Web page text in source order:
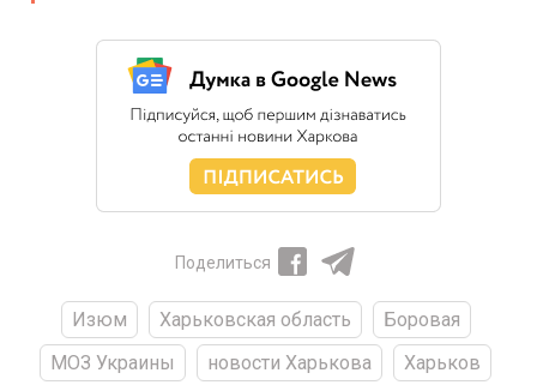
Поделиться
Изюм Харьковская область
Боровая
МОЗ Украины
новости Харькова Харьков